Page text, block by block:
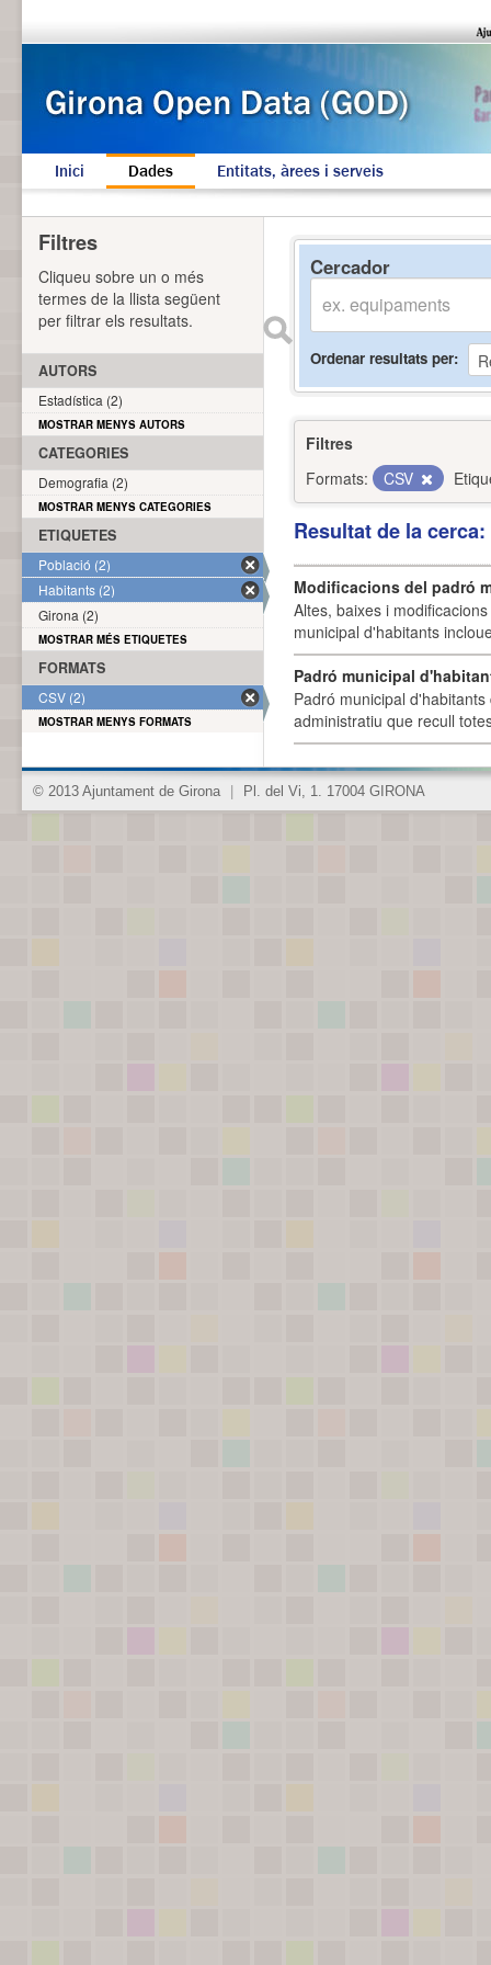
Inici Dades Entitats, àrees i serveis
Cercador
Ordenar resultats per
Filtres
Formats:
CSV
Resultat de la
Modificacions del padró
Altes, baixes i
municipal d'habitants
Padró municipal
Padró municipal
administratiu que recull
Filtres
Cliqueu sobre un o més
termes de la llista següent
per filtrar els resultats.
AUTORS
Estadística (2)
MOSTRAR MENYS AUTORS
CATEGORIES
Demografia (2)
MOSTRAR MENYS CATEGORIES
ETIQUETES
Població (2)
Habitants (2)
Girona (2)
MOSTRAR MÉS ETIQUETES
FORMATS
CSV (2)
MOSTRAR MENYS FORMATS
© 2013 Ajuntament de Girona Pl. del Vi, 1. 17004 GIRONA